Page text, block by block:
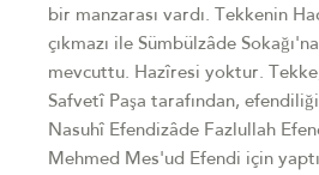
bir manzarası vardı. Tekkenin
çıkmazı ile Sümbülzâde
mevcuttu. Hazîresi yoktur.
Safvetî Paşa tarafından,
Nasuhî Efendizâde Fazlullah
Mehmed Mes'ud Efendi için